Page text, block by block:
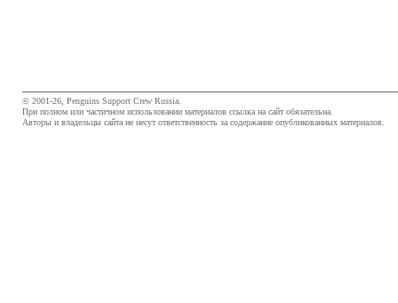
© 2001-26, Penguins Support Crew Russia.
При полном или частичном использовании материалов ссылка на сайт обязательна.
Авторы и владельцы сайта не несут ответственность за содержание опубликованных материалов.